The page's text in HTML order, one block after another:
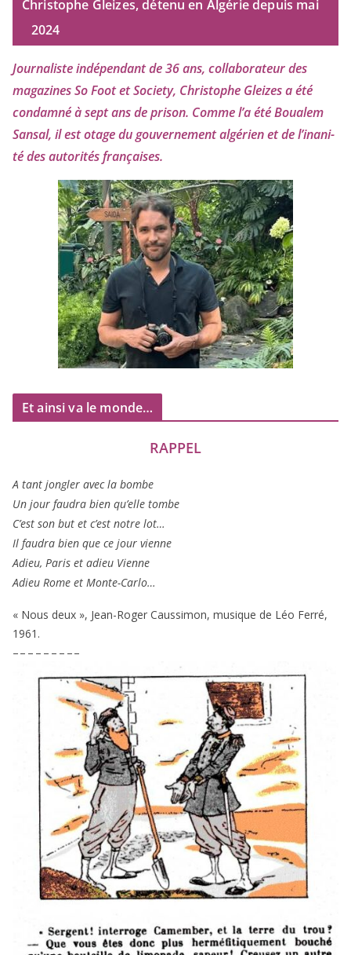
Christophe Gleizes, détenu en Algérie depuis mai
2024
Journaliste indé­pen­dant de36ans, col­la­bo­ra­teur des
maga­zines So Foot et Society, Christophe Gleizesa été
condam­né à sept ans de pri­son. Comme l’a été Boualem
Sansal, il est otage du gou­ver­ne­ment algé­rien et de l’i­na­ni­
té des auto­ri­tés françaises.
Et ainsi va le monde…
RAPPEL
A tant jon­gler avec la bombe
Un jour fau­dra bien qu’elle tombe
C’est son but et c’est notre lot…
Il fau­dra bien que ce jour vienne
Adieu, Paris et adieu Vienne
Adieu Rome et Monte-Carlo…
« Nous deux », Jean-Roger Caussimon, musique de Léo Ferré,
1961 .
– – – – – – – – –